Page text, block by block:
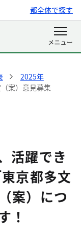
都全体で探す
2025年
案）意見募集
活躍でき
京都多文
案）につ
！